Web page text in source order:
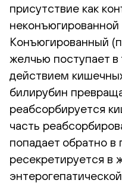
присутствие как
Конъюгированный
желчью поступает
действием
билирубин
реабсорбируется
часть
попадает обратно в
ресекретируется в